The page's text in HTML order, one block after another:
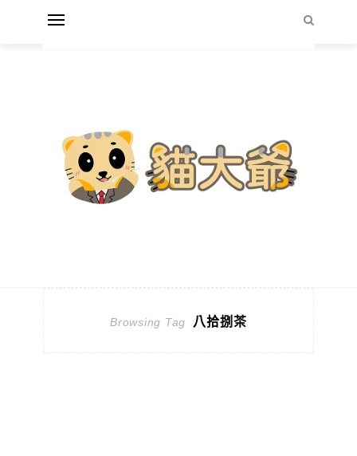
Browsing Tag 八拾捌茶